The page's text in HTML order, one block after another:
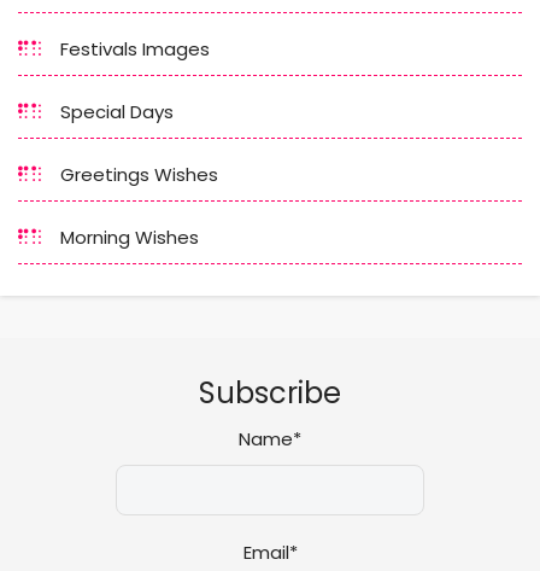
Festivals Images
Special Days
Greetings Wishes
Morning Wishes
Subscribe
Name*
Email*